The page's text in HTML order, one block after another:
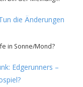
die Änderungen
in Sonne/Mond?
Edgerunners –